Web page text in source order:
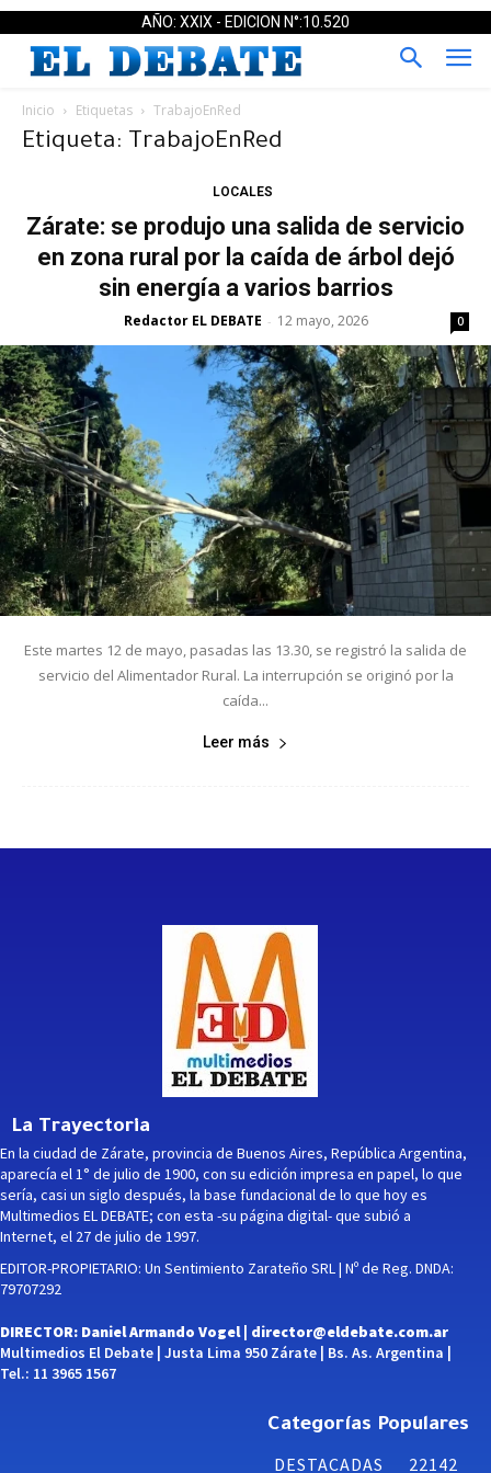
AÑO: XXIX - EDICION N°:10.520
Inicio Etiquetas TrabajoEnRed
Etiqueta: TrabajoEnRed
LOCALES
Zárate: se produjo una salida de servicio
en zona rural por la caída de árbol dejó
sin energía a varios barrios
Redactor EL DEBATE - 12 mayo, 2026 0
Este martes 12 de mayo, pasadas las 13.30, se registró la salida de
servicio del Alimentador Rural. La interrupción se originó por la
caída...
Leer más
La Trayectoria
En la ciudad de Zárate, provincia de Buenos Aires, República Argentina,
aparecía el 1° de julio de 1900, con su edición impresa en papel, lo que
sería, casi un siglo después, la base fundacional de lo que hoy es
Multimedios EL DEBATE; con esta -su página digital- que subió a
Internet, el 27 de julio de 1997.
EDITOR-PROPIETARIO: Un Sentimiento Zarateño SRL | Nº de Reg. DNDA:
79707292
DIRECTOR: Daniel Armando Vogel | director@eldebate.com.ar
Multimedios El Debate | Justa Lima 950 Zárate | Bs. As. Argentina |
Tel.: 11 3965 1567
Categorías Populares
DESTACADAS
22142